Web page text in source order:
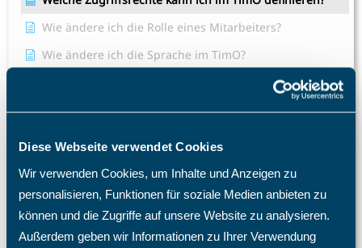
Diese Webseite verwendet Cookies
Wir verwenden Cookies, um Inhalte und Anzeigen zu
personalisieren, Funktionen für soziale Medien anbieten zu
können und die Zugriffe auf unsere Website zu analysieren.
Außerdem geben wir Informationen zu Ihrer Verwendung
Wie ändere ich die Rolle eines Mitarbeiters?
Wie ändere ich die Sprache im TimO?
Alle Artikel anzeigen( 21 )
Projektzeiterfassung
Sales Pipeline